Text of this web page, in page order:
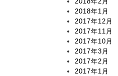
2018年1月
2017年12月
2017年11月
2017年10月
2017年3月
2017年2月
2017年1月